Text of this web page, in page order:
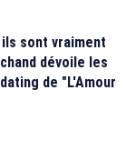
sont vraiment
dévoile les
de "L'Amour